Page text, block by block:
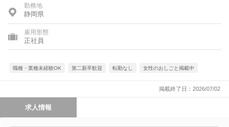
勤務地
静岡県
雇用形態
正社員
職種・業種未経験OK 第二新卒歓迎 転勤なし 女性のおしごと掲載中
掲載終了日：2026/07/02
求人情報